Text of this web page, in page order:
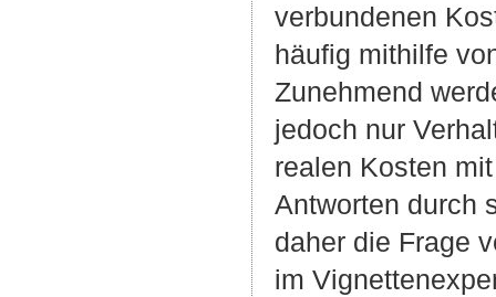
verbundenen
häufig mithilfe
Zunehmend
jedoch nur
realen Kosten
Antworten durch
daher die Frage
im